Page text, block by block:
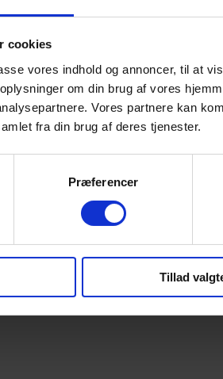
cookies
vores indhold og annoncer, til at
om din brug af vores
Vores partnere kan
fra din brug af deres tjenester.
Præferencer
Tillad